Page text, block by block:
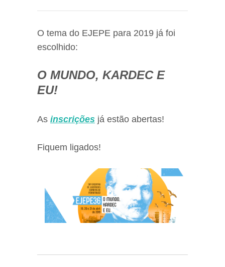
O tema do EJEPE para 2019 já foi
escolhido:
O MUNDO, KARDEC E
EU!
As inscrições já estão abertas!
Fiquem ligados!